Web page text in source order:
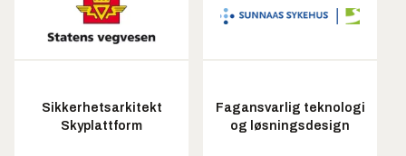
Sikkerhetsarkitekt
Skyplattform
Fagansvarlig teknologi
og løsningsdesign